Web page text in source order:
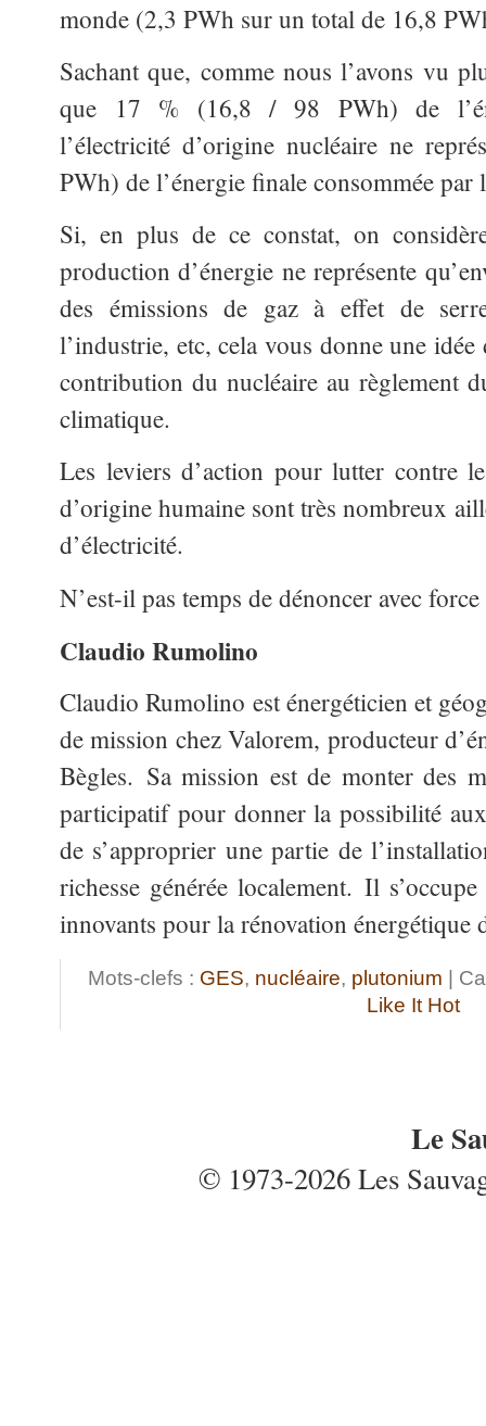
monde (2,3 PWh sur un total de 16,8
Sachant que, comme nous l’avons vu
que 17 % (16,8 / 98 PWh) de
l’électricité d’origine nucléaire ne
PWh) de l’énergie finale consommée par
Si, en plus de ce constat, on
production d’énergie ne représente
des émissions de gaz à effet de
l’industrie, etc, cela vous donne une
contribution du nucléaire au règlement
climatique.
Les leviers d’action pour lutter contre
d’origine humaine sont très nombreux
d’électricité.
N’est-il pas temps de dénoncer avec
Claudio Rumolino
Claudio Rumolino est énergéticien et
de mission chez Valorem, producteur
Bègles. Sa mission est de monter des
participatif pour donner la possibilité
de s’approprier une partie de
richesse générée localement. Il
innovants pour la rénovation énergétique
Mots-clefs : GES, nucléaire, plutonium |
Like It Hot
Le
© 1973-2026 Les